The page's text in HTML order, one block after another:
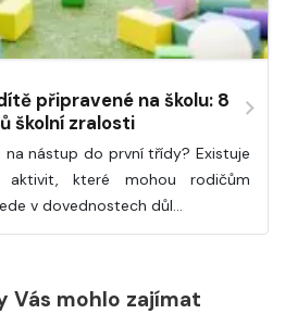
připravené na školu: 8
školní zralosti
nástup do první třídy? Existuje
aktivit, které mohou rodičům
v dovednostech důl…
Vás mohlo zajímat